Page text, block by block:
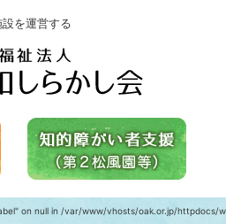
を運営する
on null in /var/www/vhosts/oak.or.jp/httpdocs/